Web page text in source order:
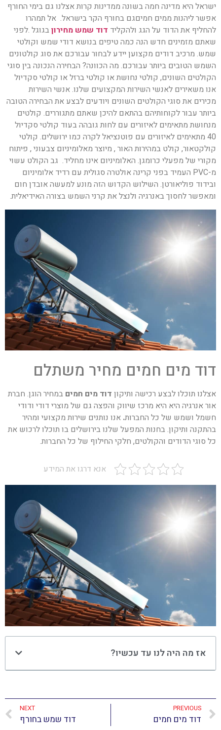
ישראל היא מדינה חמה בשונה ממדינות קרות אצלנו גם בימי החורף
אפשר ליהנות ממים חמיםגם בחורף הקר בישראל. אל תמהרו
להחליף את הדוד על הגג ולהקליד דוד שמש מחירוןבגוגל .לפני
שאתם מזמינים חדש הנה כמה טיפים בנושא דודי שמש וקולטי
שמש. מרכיב דודים מקצוען יידע לבחור עבורכם את סוג קולטונים
השמש הטובים ביותר עבורכם. מה הכוונה? הבחירה הנכונה בין סוגי
הקולטים השונים, קולטי נחושת או קולטי ברזל או קולטי סקדיול
אנו משאירים לאנשי השירות המקצועים שלנו. אנשי השירות
מכירים את סוגי הקולטים השונים ויודעים לבצע את הבחירה הטובה
ביותר עבור לקוחותיהם בהתאם להיכן שאתם מתגוררים. קולטים
מנחושת מתאימים לאיזורים עם לחות גובהה בעוד קולטי סקדיול
40 מתאימים לאיזורים עם פוטנציאל לקרה כמו ירושלים. קולטי
קולקטאור, קולט במהירות האור , מיוצר מאלומיניום צבעוני , פיתוח
מקורי של מפעלי כרומגן. האלומיניום אינו מחליד. גב הקולט עשוי
מ-PVC העמיד בפני קרינה אולטרה סגולית עם רדיד אלומיניום
ובידוד פוליאורטן. השילוש הקדוש הזה מונע למעשה אובדן חום
ומאפשר לחסוך באנרגיה ולנצל את קרני השמש בצורה האידיאלית.
דוד מים חמים מחיר משתלם
אצלנו תוכלו לבצע רכישה ותיקון דוד מים חמים במחיר הוגן. חברת
אור אנרגיה היא היא מרכז שיווק והפצה גם של מוצרי דודי ודודי
חשמל ושמש של כל החברות. אנו נותנים שירות מקצועי ומהיר
בהתקנה ותיקון. בחנות המפעל שלנו בירושלים בו תוכלו לרכוש את
כל סוגי הדודים והקולטים, חלקי החילוף של כל החברות.
אנא דרגו את המידע
אז מה היה לנו עד עכשיו?
PREVIOUS
דוד מים חמים
NEXT
דוד שמש בחורף